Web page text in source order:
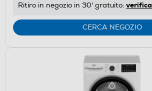
Ritiro in negozio in 30' gratuito: verifica
CERCA NEGOZIO